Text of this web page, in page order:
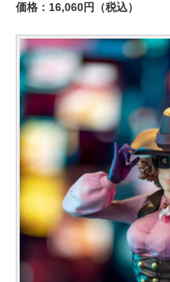
価格：16,060円（税込）